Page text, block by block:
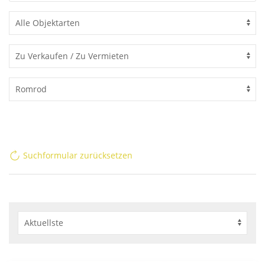
Suchformular zurücksetzen